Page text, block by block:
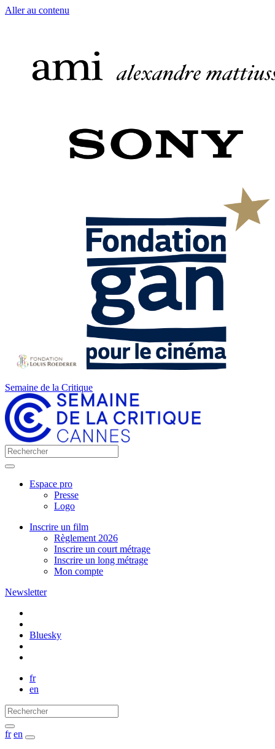
Aller au contenu
Semaine de la Critique
Espace pro
Presse
Logo
Inscrire un film
Règlement 2026
Inscrire un court métrage
Inscrire un long métrage
Mon compte
Newsletter
Bluesky
fr
en
fr en